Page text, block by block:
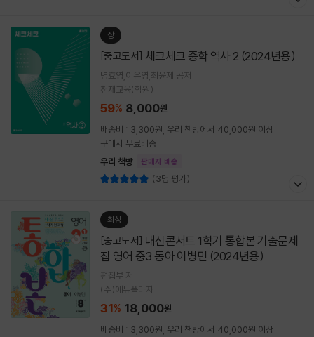
상
[중고도서] 체크체크 중학 역사 2 (2024년용)
명효영,이은영,최윤제 공저
천재교육(학원)
59% 8,000원
배송비 : 3,300원, 우리 책방에서 40,000원 이상
구매시 무료배송
우리 책방
판매자 배송
(3명 평가)
최상
[중고도서]
집 영어 중3 동아 이병민 (2024년용)
편집부 저
(주)에듀플라자
31% 18,000원
배송비 : 3,300원, 우리 책방에서 40,000원 이상